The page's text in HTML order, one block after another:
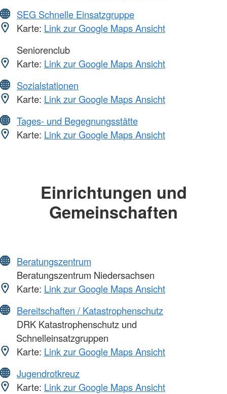
SEG Schnelle Einsatzgruppe
Karte: Link zur Google Maps Ansicht
Seniorenclub
Karte: Link zur Google Maps Ansicht
Sozialstationen
Karte: Link zur Google Maps Ansicht
Tages- und Begegnungsstätte
Karte: Link zur Google Maps Ansicht
Einrichtungen und
Gemeinschaften
Beratungszentrum
Beratungszentrum Niedersachsen
Karte: Link zur Google Maps Ansicht
Bereitschaften / Katastrophenschutz
DRK Katastrophenschutz und
Schnelleinsatzgruppen
Karte: Link zur Google Maps Ansicht
Jugendrotkreuz
Karte: Link zur Google Maps Ansicht